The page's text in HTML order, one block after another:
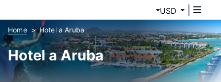
USD
Home Hotel a Aruba
Hotel a Aruba